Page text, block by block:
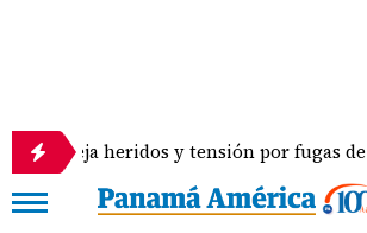
deja heridos y tensión por fugas de gas